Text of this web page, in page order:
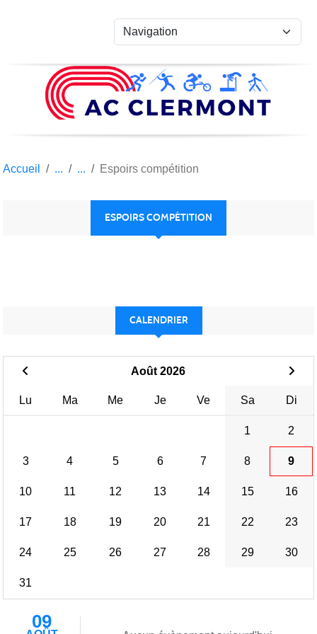
Accueil Espoirs compétition
ESPOIRS COMPÉTITION
CALENDRIER
Août 2026
Lu Ma Me Je Ve Sa Di
1 2
3 4 5 6 7 8 9
10 11 12 13 14 15 16
17 18 19 20 21 22 23
24 25 26 27 28 29 30
31
09